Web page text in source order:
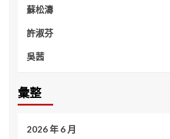
蘇松濤
許淑芬
吳茜
彙整
2026 年 6 月